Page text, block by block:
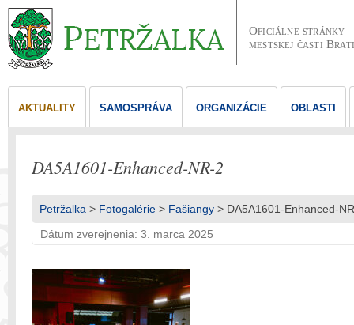
Oficiálne stránky
mestskej časti
AKTUALITY SAMOSPRÁVA ORGANIZÁCIE OBLASTI
DA5A1601-Enhanced-NR-2
Petržalka > Fotogalérie > Fašiangy > DA5A1601-Enhanced-
Dátum zverejnenia: 3. marca 2025